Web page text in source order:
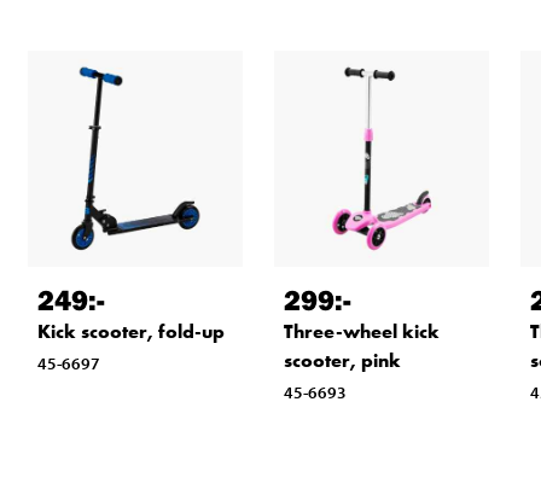
249:-
Kick scooter, fold-up
45-6697
299:-
Three-wheel kick
scooter, pink
45-6693